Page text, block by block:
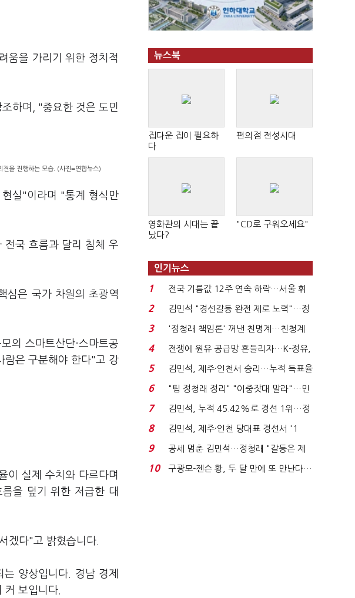
움을 가리기 위한 정치적
하며, "중요한 것은 도민
견을 진행하는 모습. (사진=연합뉴스)
실"이라며 "통계 형식만
국 흐름과 달리 침체 우
심은 국가 차원의 초광역
의 스마트산단·스마트공
람은 구분해야 한다"고 강
이 실제 수치와 다르다며
을 덮기 위한 저급한 대
겠다"고 밝혔습니다.
양상입니다. 경남 경제
보입니다.
뉴스북
집다운 집이 필요하
다
편의점 전성시대
영화관의 시대는 끝
났다?
"CD로 구워오세요"
인기뉴스
1
전국 기름값 12주 연속 하락…서울 휘
발윳값 1909원...
2
김민석 "경선갈등 완전 제로 노력"…정
청래 "반명 공세 사...
3
'정청래 책임론' 꺼낸 친명계…친청계
는 추가투표 때리기...
4
전쟁에 원유 공급망 흔들리자…K-정유,
에너지안보 핵심...
5
김민석, 제주·인천서 승리…누적 득표율
'1위 탈환'(종합)...
6
"팀 정청래 정리" "이중잣대 말라"…민
주 최고위원 계파 다...
7
김민석, 누적 45.42%로 경선 1위…정
청래와 격차 0.86%p(...
8
김민석, 제주·인천 당대표 경선서 '1
위'(1보)...
9
공세 멈춘 김민석…정청래 "갈등은 제
가 수습"
10
구광모-젠슨 황, 두 달 만에 또 만난다…